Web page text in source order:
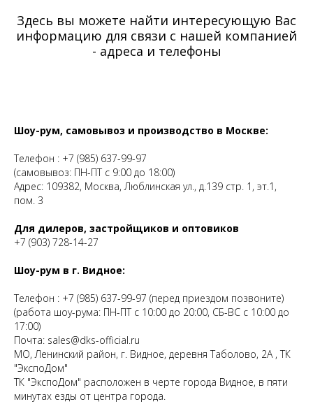
Здесь вы можете найти интересующую Вас
информацию для связи с нашей компанией
- адреса и телефоны
Шоу-рум, самовывоз и производство в Москве:
Телефон : +7 (985) 637-99-97
(самовывоз: ПН-ПТ с 9:00 до 18:00)
Адрес: 109382, Москва, Люблинская ул., д.139 стр. 1, эт.1,
пом. 3
Для дилеров, застройщиков и оптовиков
+7 (903) 728-14-27
Шоу-рум в г. Видное:
Телефон : +7 (985) 637-99-97 (перед приездом позвоните)
(работа шоу-рума: ПН-ПТ с 10:00 до 20:00, СБ-ВС с 10:00 до
17:00)
Почта: sales@dks-official.ru
МО, Ленинский район, г. Видное, деревня Таболово, 2А , ТК
"ЭкспоДом"
ТК "ЭкспоДом" расположен в черте города Видное, в пяти
минутах езды от центра города.